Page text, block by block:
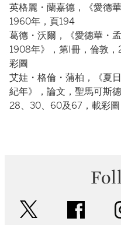
英格麗・蘭嘉德，《愛德
1960年，頁194
葛德・沃爾，《愛德華・
1908年》，第I冊，倫敦
彩圖
艾娃・格倫・蒲柏，《夏
紀年》，論文，聖馬可斯
28、30、60及67，載彩圖